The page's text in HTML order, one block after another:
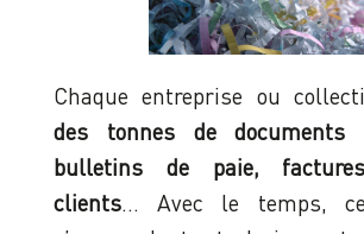
Chaque entreprise ou
des tonnes de documents
bulletins de paie,
clients… Avec le temps,